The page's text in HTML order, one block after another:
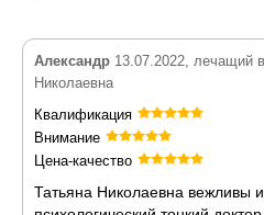
Александр 13.07.2022, лечащий
Николаевна
Квалификация
Внимание
Цена-качество
Татьяна Николаевна вежливы